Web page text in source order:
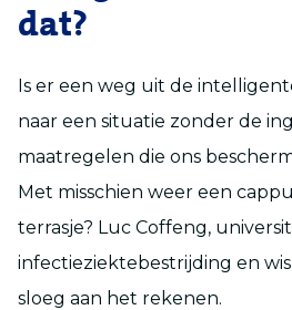
dat?
Is er een weg uit de
naar een situatie zonder de
maatregelen die ons
Met misschien weer een
terrasje? Luc Coffeng,
infectieziektebestrijding en
sloeg aan het rekenen.